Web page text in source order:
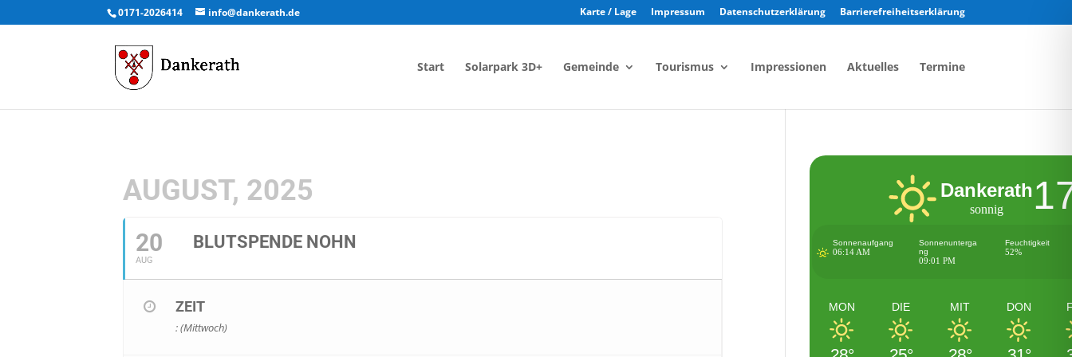
0171-2026414 info@dankerath.de Karte / Lage Impressum Datenschutzerklärung Barrierefreiheitserklärung
Start Solarpark 3D+ Gemeinde Tourismus Impressionen Aktuelles Termine
AUGUST, 2025
20
AUG
BLUTSPENDE NOHN
ZEIT
: (Mittwoch)
Dankerath
sonnig
Sonnenaufgang
06:14 AM
Sonnenunterga
ng
09:01 PM
Feuchtigkeit
52%
MON DIE MIT DON